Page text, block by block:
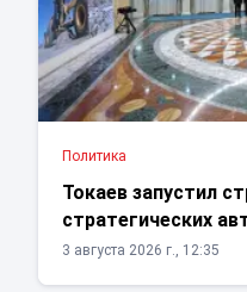
Политика
Токаев запустил
стратегических
3 августа 2026 г., 12:35